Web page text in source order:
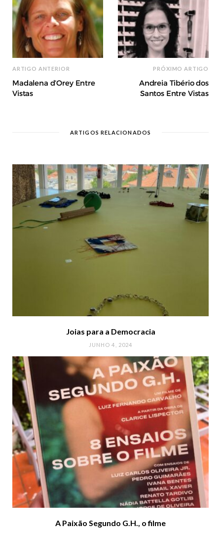
ARTIGO ANTERIOR
Madalena d’Orey Entre
Vistas
PRÓXIMO ARTIGO
Andreia Tibério dos
Santos Entre Vistas
ARTIGOS RELACIONADOS
Joias para a Democracia
JUNHO 4, 2024
A Paixão Segundo G.H., o filme